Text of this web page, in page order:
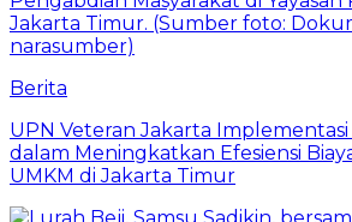
Berita
UPN Veteran Jakarta Implementasi
dalam Meningkatkan Efesiensi
UMKM di Jakarta Timur